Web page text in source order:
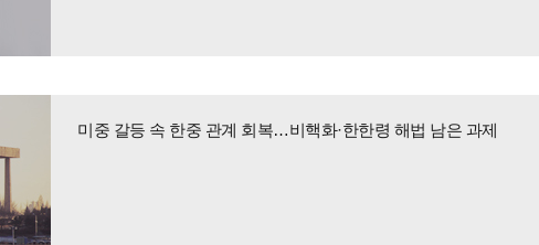
미중 갈등 속 한중 관계 회복…비핵화·한한령 해법 남은 과제